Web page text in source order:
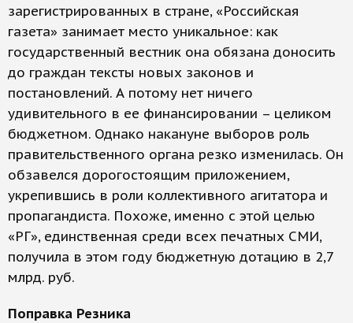
зарегистрированных в стране, «Российская
газета» занимает место уникальное: как
государственный вестник она обязана доносить
до граждан тексты новых законов и
постановлений. А потому нет ничего
удивительного в ее финансировании – целиком
бюджетном. Однако накануне выборов роль
правительственного органа резко изменилась. Он
обзавелся дорогостоящим приложением,
укрепившись в роли коллективного агитатора и
пропагандиста. Похоже, именно с этой целью
«РГ», единственная среди всех печатных СМИ,
получила в этом году бюджетную дотацию в 2,7
млрд. руб.
Поправка Резника